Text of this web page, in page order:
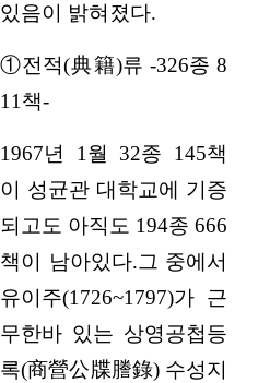
있음이 밝혀졌다.
①전적(典籍)류 -326종 8
11책-
1967년 1월 32종 145책
이 성균관 대학교에 기증
되고도 아직도 194종 666
책이 남아있다.그 중에서
유이주(1726~1797)가 근
무한바 있는 상영공첩등
록(商營公牒謄錄) 수성지